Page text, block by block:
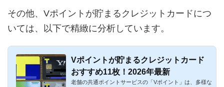
その他、Vポイントが貯まるクレジットカードにつ
いては、以下で精緻に分析しています。
Vポイントが貯まるクレジットカード
おすすめ11枚！2026年最新
老舗の共通ポイントサービスの「Vポイント」は、多様な